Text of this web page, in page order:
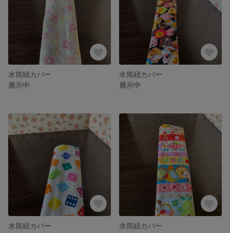
水筒紐カバー
展示中
水筒紐カバー
展示中
水筒紐カバー
水筒紐カバー